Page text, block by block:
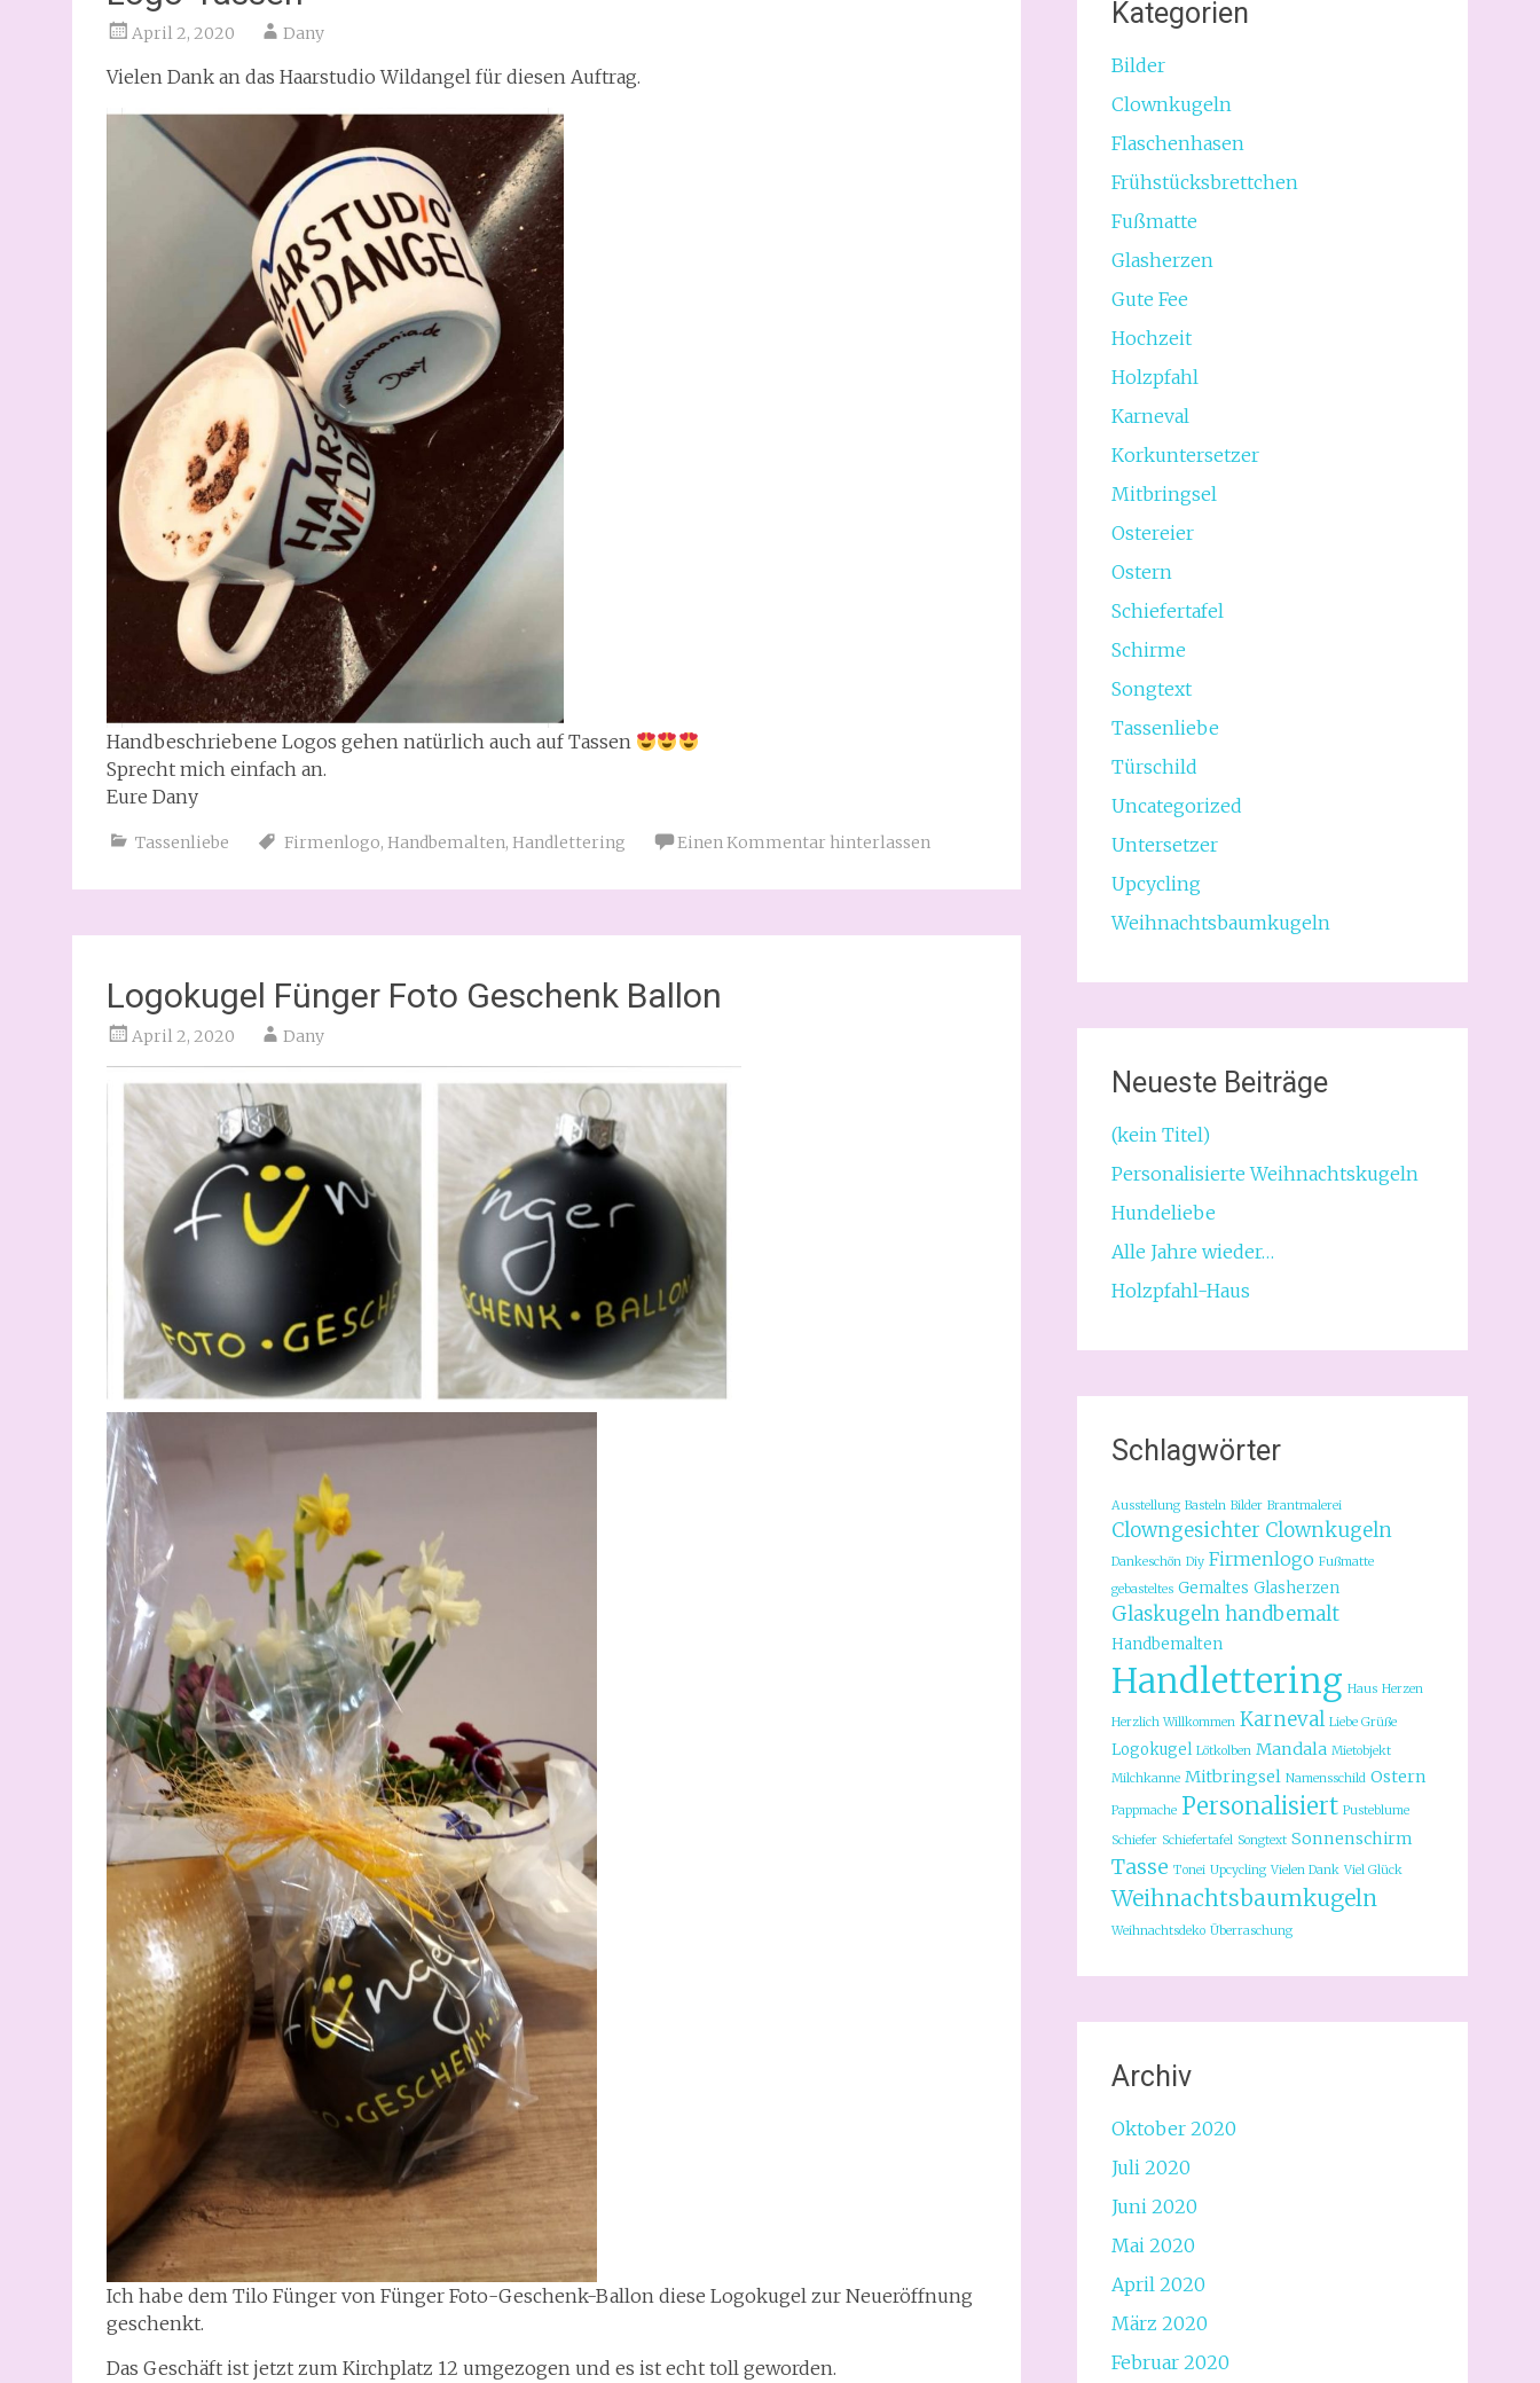
April 2, 2020 Dany
Vielen Dank an das Haarstudio Wildangel für diesen Auftrag.
Handbeschriebene Logos gehen natürlich auch auf Tassen
Sprecht mich einfach an.
Eure Dany
Tassenliebe Firmenlogo, Handbemalten, Handlettering Einen Kommentar hinterlassen
Logokugel Fünger Foto Geschenk Ballon
April 2, 2020 Dany
Ich habe dem Tilo Fünger von Fünger Foto-Geschenk-Ballon diese Logokugel zur Neueröffnung
geschenkt.
Das Geschäft ist jetzt zum Kirchplatz 12 umgezogen und es ist echt toll geworden.
Kategorien
Bilder
Clownkugeln
Flaschenhasen
Frühstücksbrettchen
Fußmatte
Glasherzen
Gute Fee
Hochzeit
Holzpfahl
Karneval
Korkuntersetzer
Mitbringsel
Ostereier
Ostern
Schiefertafel
Schirme
Songtext
Tassenliebe
Türschild
Uncategorized
Untersetzer
Upcycling
Weihnachtsbaumkugeln
Neueste Beiträge
(kein Titel)
Personalisierte Weihnachtskugeln
Hundeliebe
Alle Jahre wieder…
Holzpfahl-Haus
Schlagwörter
Ausstellung Basteln Bilder Brantmalerei
Clowngesichter Clownkugeln
Dankeschön Diy Firmenlogo Fußmatte
gebasteltes Gemaltes Glasherzen
Glaskugelnhandbemalt
Handbemalten
Handlettering Haus Herzen
Herzlich Willkommen Karneval Liebe Grüße
Logokugel Lötkolben Mandala Mietobjekt
Milchkanne Mitbringsel Namensschild Ostern
Pappmache Personalisiert Pusteblume
Schiefer Schiefertafel Songtext Sonnenschirm
Tasse Tonei Upcycling Vielen Dank Viel Glück
Weihnachtsbaumkugeln
Weihnachtsdeko Überraschung
Archiv
Oktober 2020
Juli 2020
Juni 2020
Mai 2020
April 2020
März 2020
Februar 2020